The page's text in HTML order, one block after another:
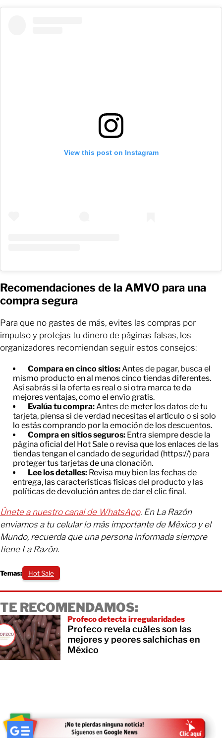
View this post on Instagram
Recomendaciones de la AMVO para una
compra segura
Para que no gastes de más, evites las compras por
impulso y protejas tu dinero de páginas falsas, los
organizadores recomiendan seguir estos consejos:
Compara en cinco sitios:Antes de pagar, busca el
mismo producto en al menos cinco tiendas diferentes.
Así sabrás si la oferta es real o si otra marca te da
mejores ventajas, como el envío gratis.
Evalúa tu compra:Antes de meter los datos de tu
tarjeta, piensa si de verdad necesitas el artículo o si solo
lo estás comprando por la emoción de los descuentos.
Compra en sitios seguros: Entra siempre desde la
página oficial del Hot Sale o revisa que los enlaces de las
tiendas tengan el candado de seguridad (https://) para
proteger tus tarjetas de una clonación.
Lee los detalles: Revisa muy bien las fechas de
entrega, las características físicas del producto y las
políticas de devolución antes de dar el clic final.
Únete a nuestro canal de WhatsApp. En La Razón
enviamos a tu celular lo más importante de México y el
Mundo, recuerda que una persona informada siempre
tiene La Razón.
Temas: Hot Sale
TE RECOMENDAMOS:
Profeco detecta irregularidades
Profeco revela cuáles son las
mejores y peores salchichas en
México